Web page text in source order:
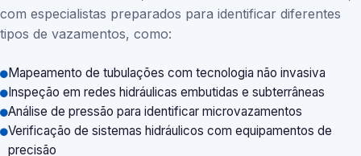
com especialistas preparados para identificar diferentes
tipos de vazamentos, como:
Mapeamento de tubulações com tecnologia não invasiva
Inspeção em redes hidráulicas embutidas e subterrâneas
Análise de pressão para identificar microvazamentos
Verificação de sistemas hidráulicos com equipamentos de
precisão